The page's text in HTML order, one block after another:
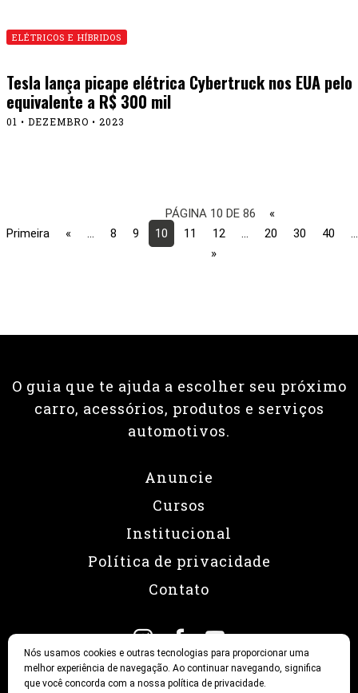
ELÉTRICOS E HÍBRIDOS
Tesla lança picape elétrica Cybertruck nos EUA pelo
equivalente a R$ 300 mil
01 • DEZEMBRO • 2023
PÁGINA 10 DE 86
«
Primeira
« 8 9 10 11 12 20 30 40
»
O guia que te ajuda a escolher seu próximo
carro, acessórios, produtos e serviços
automotivos.
Anuncie
Cursos
Institucional
Política de privacidade
Contato
Nós usamos cookies e outras tecnologias para proporcionar uma
melhor experiência de navegação. Ao continuar navegando, significa
que você concorda com a nossa política de privacidade.